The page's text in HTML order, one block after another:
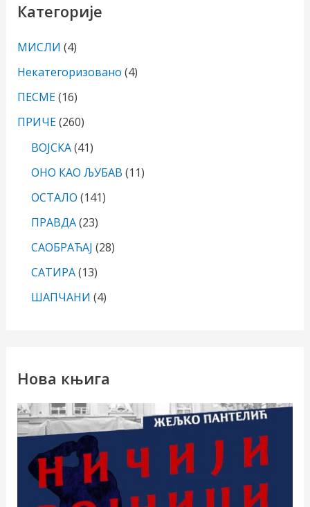
Категорије
МИСЛИ (4)
Некатегоризовано (4)
ПЕСМЕ(16)
ПРИЧЕ(260)
ВОЈСКА(41)
ОНО КАО ЉУБАВ (11)
ОСТАЛО (141)
ПРАВДА(23)
САОБРАЋАЈ (28)
САТИРА(13)
ШАПЧАНИ (4)
Нова књига